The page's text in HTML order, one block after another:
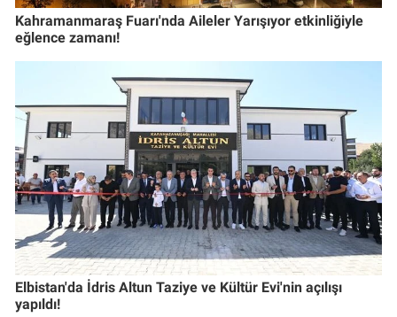
Kahramanmaraş Fuarı'nda Aileler Yarışıyor etkinliğiyle
eğlence zamanı!
Elbistan'da İdris Altun Taziye ve Kültür Evi'nin açılışı
yapıldı!